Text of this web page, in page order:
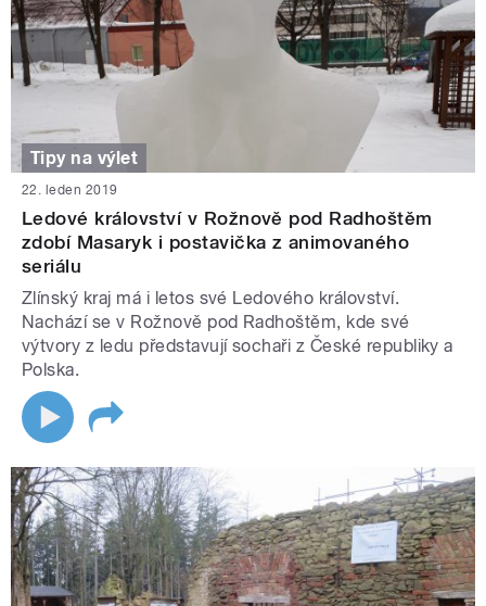
Tipy na výlet
22. leden 2019
Ledové království v Rožnově pod Radhoštěm
zdobí Masaryk i postavička z animovaného
seriálu
Zlínský kraj má i letos své Ledového království.
Nachází se v Rožnově pod Radhoštěm, kde své
výtvory z ledu představují sochaři z České republiky a
Polska.